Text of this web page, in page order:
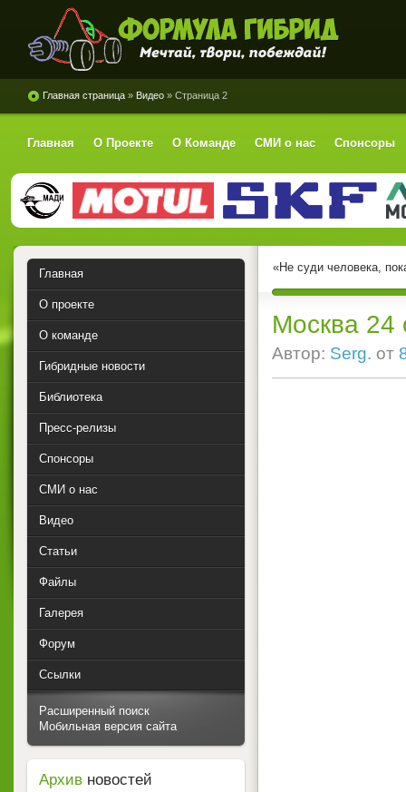
Формула Гибрид
Главная страница » Видео » Страница 2
Главная О Проекте О Команде СМИ о нас Спонсоры
«Не суди человека,
Москва
Автор: Serg. от
Главная
О проекте
О команде
Гибридные новости
Библиотека
Пресс-релизы
Спонсоры
СМИ о нас
Видео
Статьи
Файлы
Галерея
Форум
Ссылки
Расширенный поиск
Мобильная версия сайта
Архив новостей